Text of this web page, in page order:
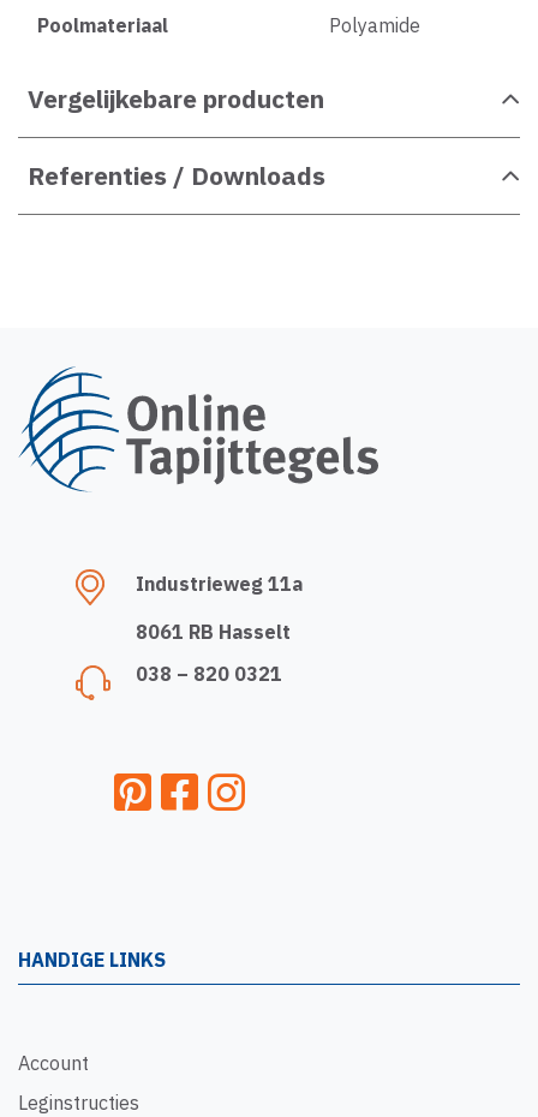
Poolmateriaal
Polyamide
Vergelijkebare producten
Referenties / Downloads
Industrieweg 11a
8061 RB Hasselt
038 – 820 0321
HANDIGE LINKS
Account
Leginstructies